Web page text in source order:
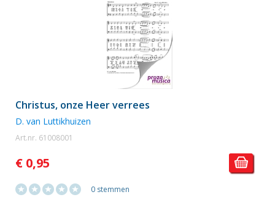
Christus, onze Heer verrees
D. van Luttikhuizen
Art.nr. 61008001
€ 0,95
0 stemmen